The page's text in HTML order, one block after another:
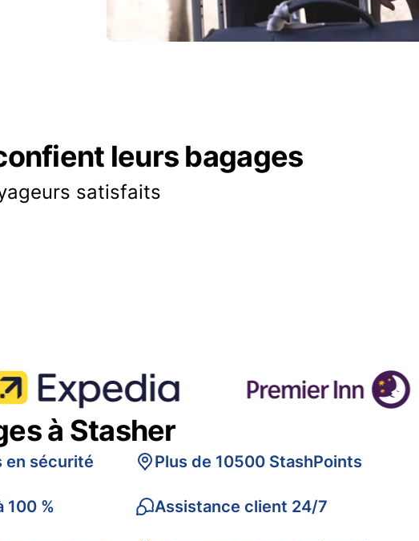
leurs bagages
satisfaits
à Stasher
en sécurité
100 %
Plus de 10500 StashPoints
Assistance client 24/7